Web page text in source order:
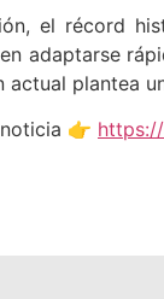
el récord
adaptarse
actual plantea
👉